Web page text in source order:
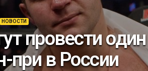
НОВОСТИ
провести
при в России